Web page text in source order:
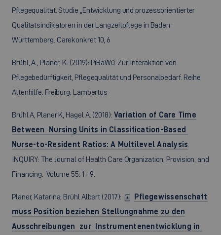
Pflegequalität. Studie „Entwicklung und prozessorientierter
Qualitätsindikatoren in der Langzeitpflege in Baden-
Württemberg. Carekonkret 10, 6
Brühl, A., Planer, K. (2019): PiBaWü. Zur Interaktion von
Pflegebedürftigkeit, Pflegequalität und Personalbedarf. Reihe
Altenhilfe. Freiburg: Lambertus
Brühl A, Planer K, Hagel A. (2018): Variation of Care Time
Between Nursing Units in Classification-Based
Nurse-to-Resident Ratios: A Multilevel Analysis
INQUIRY: The Journal of Health Care Organization, Provision, and
Financing. Volume 55: 1 - 9.
Planer, Katarina; Brühl Albert (2017):
Pflegewissenschaft
muss Position beziehen Stellungnahme zu den
Ausschreibungen zur Instrumentenentwicklung in